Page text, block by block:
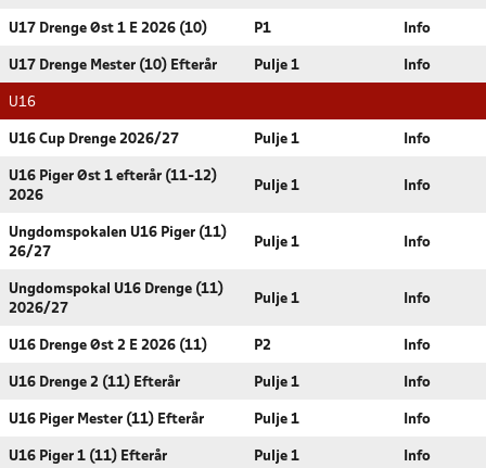
U17 Drenge Øst 1 E 2026 (10) P1 Info
U17 Drenge Mester (10) Efterår Pulje 1 Info
U16
U16 Cup Drenge 2026/27 Pulje 1 Info
U16 Piger Øst 1 efterår (11-12)
2026
Pulje 1 Info
Ungdomspokalen U16 Piger (11)
26/27
Pulje 1 Info
Ungdomspokal U16 Drenge (11)
2026/27
Pulje 1 Info
U16 Drenge Øst 2 E 2026 (11) P2 Info
U16 Drenge 2 (11) Efterår Pulje 1 Info
U16 Piger Mester (11) Efterår Pulje 1 Info
U16 Piger 1 (11) Efterår Pulje 1 Info